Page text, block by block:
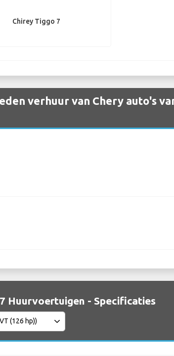
Chirey Tiggo 7
verhuur van Chery auto's
Huurvoertuigen - Specificaties